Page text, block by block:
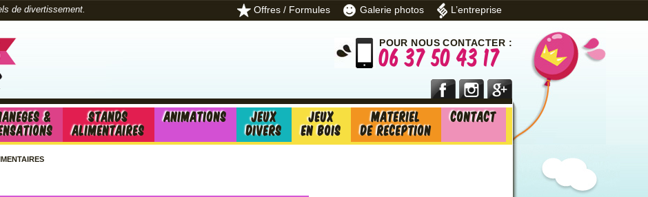
de divertissement. Offres / Formules Galerie photos L’entreprise
POUR NOUS CONTACTER :
06 37 50 43 17
& Stands
alimentaires
Animations Jeux
divers
Jeux
en bois
Materiel
de reception
Contact